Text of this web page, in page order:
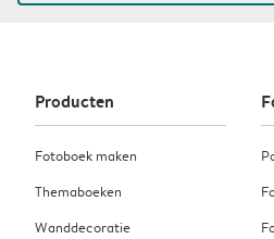
Producten
Fotoboek maken
Themaboeken
Wanddecoratie